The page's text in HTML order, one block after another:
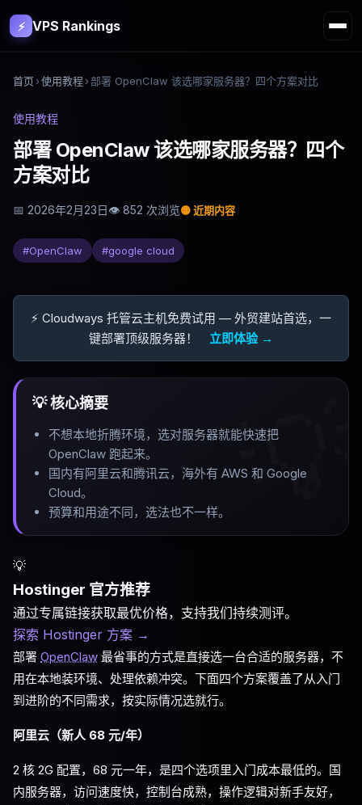
⚡ VPS Rankings
首页 ›使用教程›部署 OpenClaw 该选哪家服务器？四个方案对比
使用教程
部署 OpenClaw 该选哪家服务器？四个
方案对比
📅 2026年2月23日👁 852 次浏览🟡近期内容
#OpenClaw #google cloud
⚡ Cloudways 托管云主机免费试用 — 外贸建站首选，一
键部署顶级服务器！
立即体验 →
💡 核心摘要
不想本地折腾环境，选对服务器就能快速把
OpenClaw 跑起来。
国内有阿里云和腾讯云，海外有 AWS 和 Google
Cloud。
预算和用途不同，选法也不一样。
💡
Hostinger 官方推荐
通过专属链接获取最优价格，支持我们持续测评。
探索 Hostinger 方案 →
部署 OpenClaw 最省事的方式是直接选一台合适的服务器，不
用在本地装环境、处理依赖冲突。下面四个方案覆盖了从入门
到进阶的不同需求，按实际情况选就行。
阿里云（新人 68 元/年）
2 核 2G 配置，68 元一年，是四个选项里入门成本最低的。国
内服务器，访问速度快，控制台成熟，操作逻辑对新手友好，